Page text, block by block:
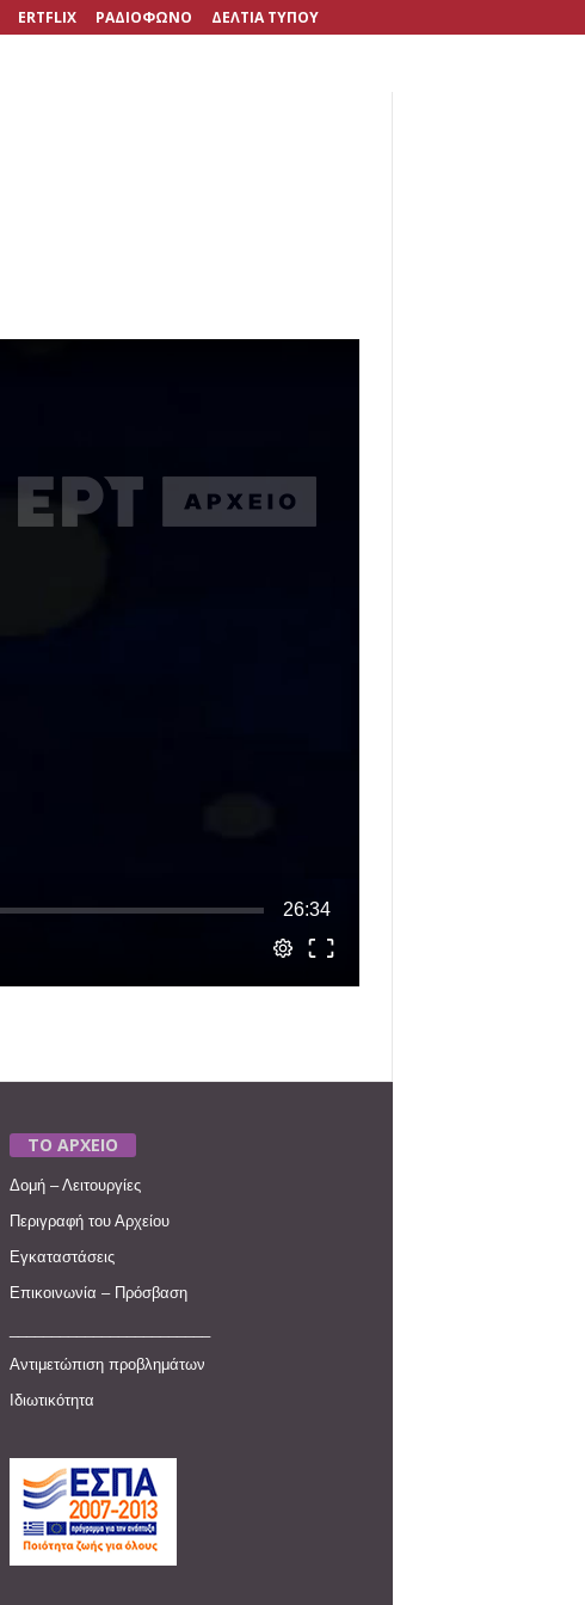
ERTFLIX ΡΑΔΙΟΦΩΝΟ ΔΕΛΤΙΑ ΤΥΠΟΥ
ΤΟ ΑΡΧΕΙΟ
Δομή – Λειτουργίες
Περιγραφή του Αρχείου
Εγκαταστάσεις
Επικοινωνία – Πρόσβαση
Αντιμετώπιση προβλημάτων
Ιδιωτικότητα